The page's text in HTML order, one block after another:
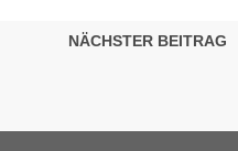
NÄCHSTER BEITRAG